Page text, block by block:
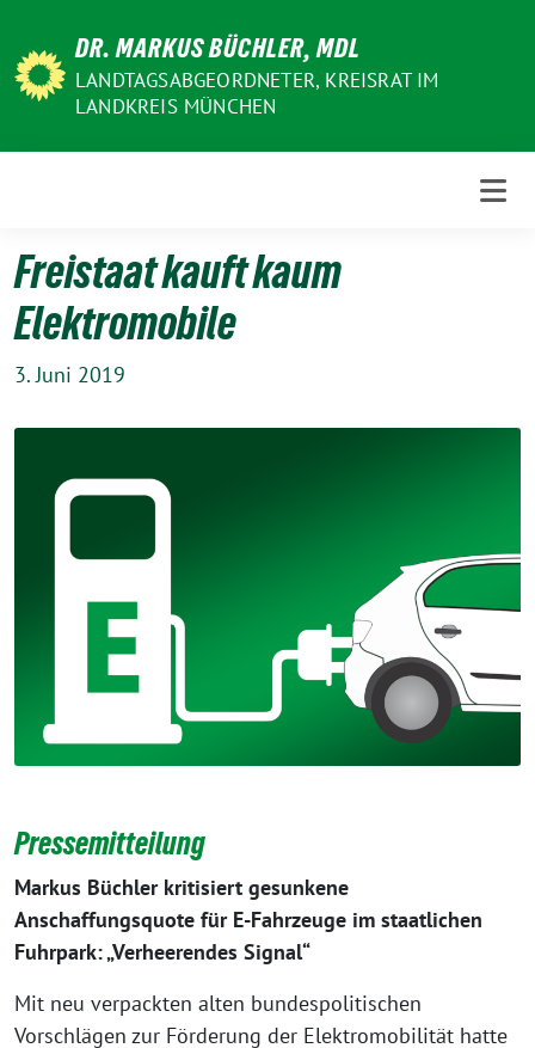
zum
Inhalt
DR. MARKUS BÜCHLER, MDL
LANDTAGSABGEORDNETER, KREISRAT IM
LANDKREIS MÜNCHEN
Freistaat kauft kaum
Elektromobile
3. Juni 2019
Pressemitteilung
Markus Büchler kritisiert gesunkene
Anschaffungsquote für E-Fahrzeuge im staatlichen
Fuhrpark: „Verheerendes Signal“
Mit neu verpackten alten bundespolitischen
Vorschlägen zur Förderung der Elektromobilität hatte